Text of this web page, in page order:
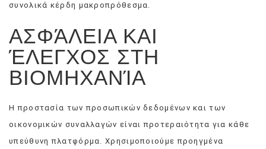
συνολικά κέρδη μακροπρόθεσμα.
ΑΣΦΆΛΕΙΑ ΚΑΙ
ΈΛΕΓΧΟΣ ΣΤΗ
ΒΙΟΜΗΧΑΝΊΑ
Η προστασία των προσωπικών δεδομένων και των
οικονομικών συναλλαγών είναι προτεραιότητα για κάθε
υπεύθυνη πλατφόρμα. Χρησιμοποιούμε προηγμένα